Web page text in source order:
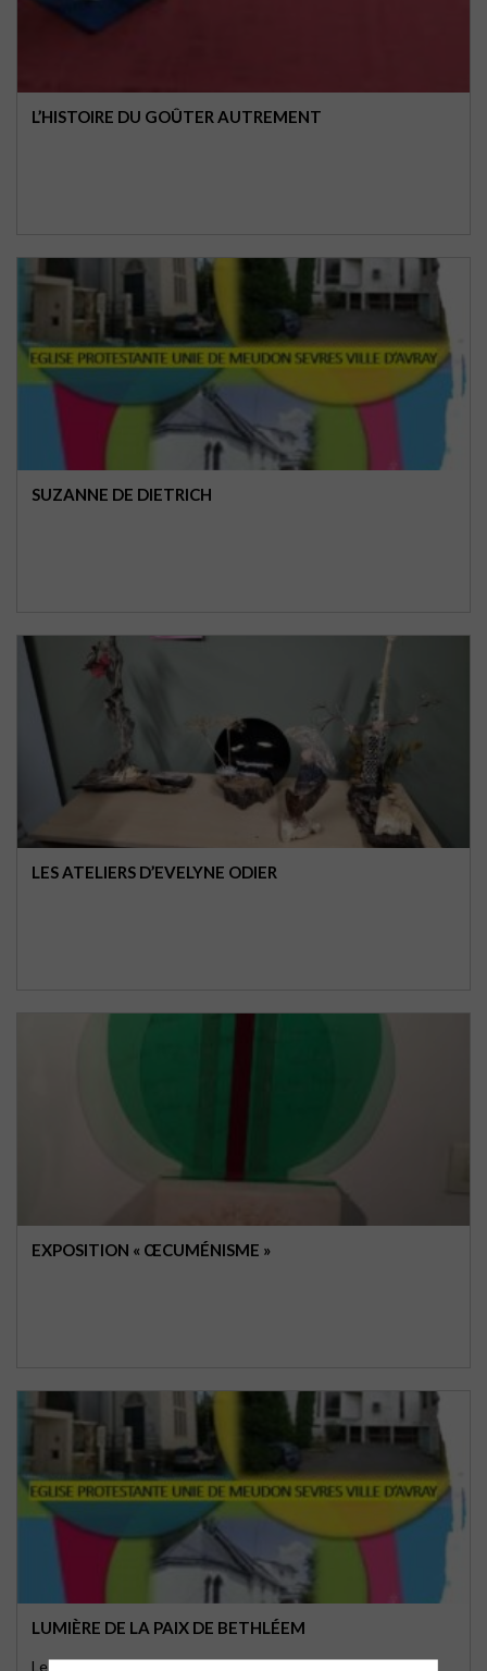
L’HISTOIRE DU GOÛTER AUTREMENT
SUZANNE DE DIETRICH
LES ATELIERS D’EVELYNE ODIER
EXPOSITION « ŒCUMÉNISME »
LUMIÈRE DE LA PAIX DE BETHLÉEM
Les scouts de Sèvres ont ramené la Lumière de la Paix de